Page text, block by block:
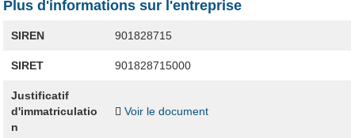
Plus d'informations sur l'entreprise
SIREN 901828715
SIRET 901828715000
Justificatif
d'immatriculatio
n
Voir le document